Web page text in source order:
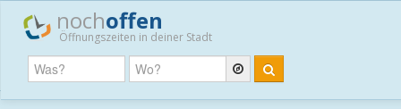
nochoffen
Öffnungszeiten in deiner Stadt